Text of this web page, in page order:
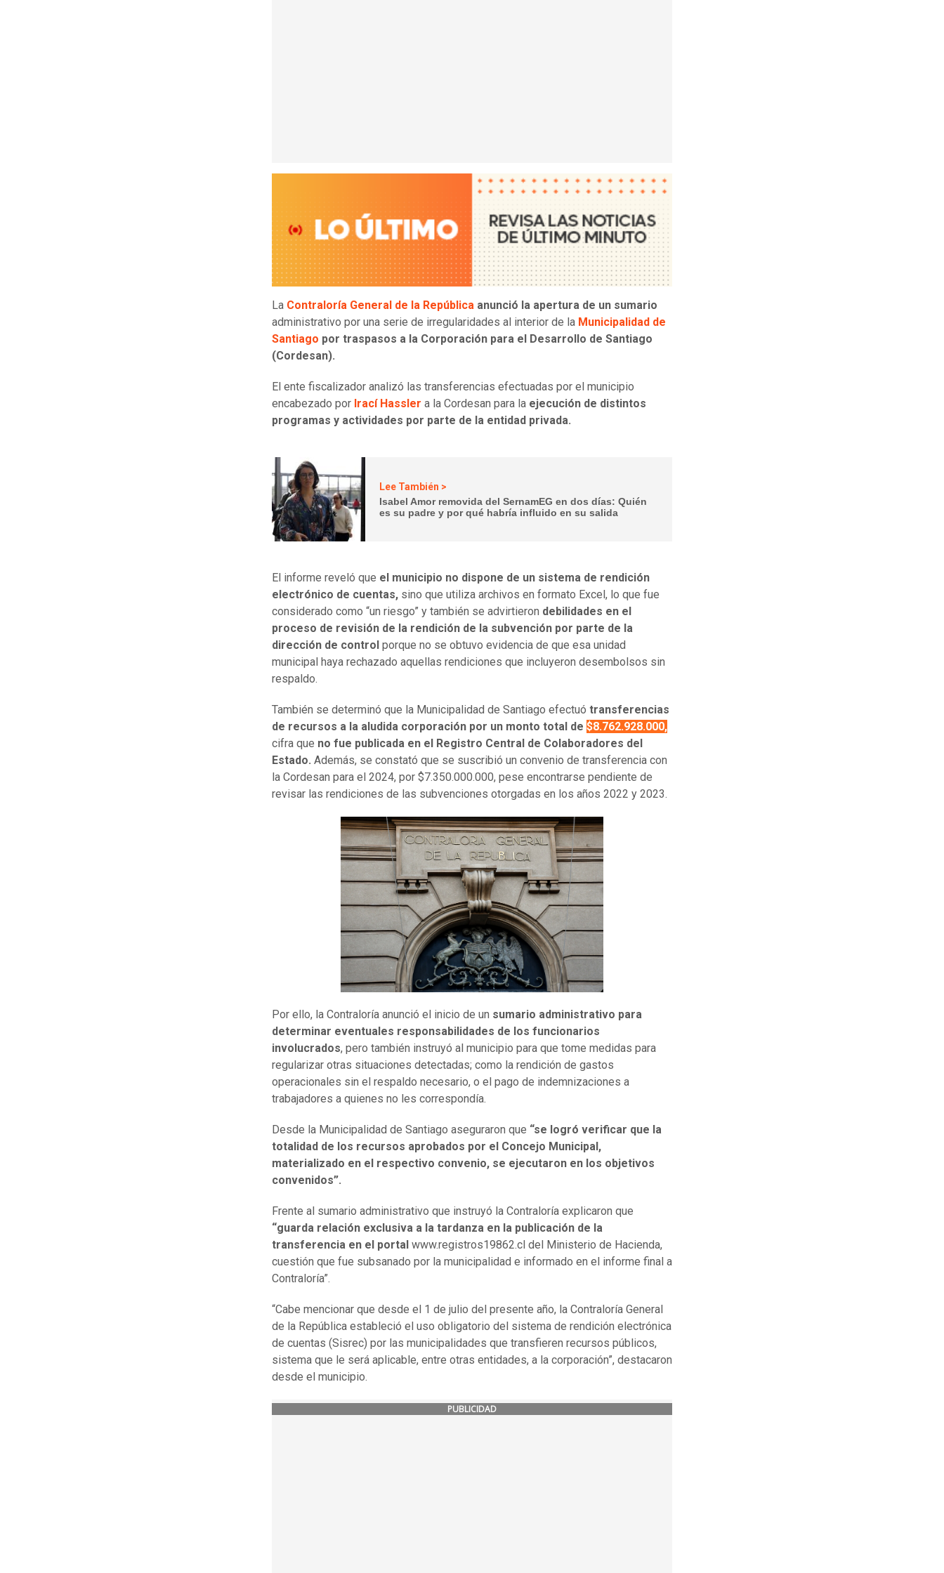
La Contraloría General de la República anunció la apertura de un sumario
administrativo por una serie de irregularidades al interior de la Municipalidad de
Santiago por traspasos a la Corporación para el Desarrollo de Santiago
(Cordesan).
El ente fiscalizador analizó las transferencias efectuadas por el municipio
encabezado por Irací Hassler a la Cordesan para la ejecución de distintos
programas y actividades por parte de la entidad privada.
Lee También >
Isabel Amor removida del SernamEG en dos días: Quién
es su padre y por qué habría influido en su salida
El informe reveló que el municipio no dispone de un sistema de rendición
electrónico de cuentas, sino que utiliza archivos en formato Excel, lo que fue
considerado como “un riesgo” y también se advirtieron debilidades en el
proceso de revisión de la rendición de la subvención por parte de la
dirección de control porque no se obtuvo evidencia de que esa unidad
municipal haya rechazado aquellas rendiciones que incluyeron desembolsos sin
respaldo.
También se determinó que la Municipalidad de Santiago efectuó transferencias
de recursos a la aludida corporación por un monto total de $8.762.928.000,
cifra que no fue publicada en el Registro Central de Colaboradores del
Estado. Además, se constató que se suscribió un convenio de transferencia con
la Cordesan para el 2024, por $7.350.000.000, pese encontrarse pendiente de
revisar las rendiciones de las subvenciones otorgadas en los años 2022 y 2023.
Por ello, la Contraloría anunció el inicio de un sumario administrativo para
determinar eventuales responsabilidades de los funcionarios
involucrados, pero también instruyó al municipio para que tome medidas para
regularizar otras situaciones detectadas; como la rendición de gastos
operacionales sin el respaldo necesario, o el pago de indemnizaciones a
trabajadores a quienes no les correspondía.
Desde la Municipalidad de Santiago aseguraron que “se logró verificar que la
totalidad de los recursos aprobados por el Concejo Municipal,
materializado en el respectivo convenio, se ejecutaron en los objetivos
convenidos”.
Frente al sumario administrativo que instruyó la Contraloría explicaron que
“guarda relación exclusiva a la tardanza en la publicación de la
transferencia en el portal www.registros19862.cl del Ministerio de Hacienda,
cuestión que fue subsanado por la municipalidad e informado en el informe final a
Contraloría”.
“Cabe mencionar que desde el 1 de julio del presente año, la Contraloría General
de la República estableció el uso obligatorio del sistema de rendición electrónica
de cuentas (Sisrec) por las municipalidades que transfieren recursos públicos,
sistema que le será aplicable, entre otras entidades, a la corporación”, destacaron
desde el municipio.
PUBLICIDAD